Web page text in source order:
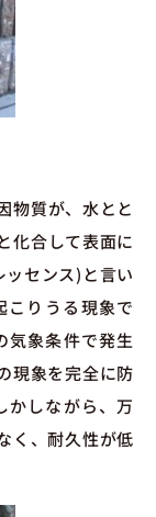
物質が、水とと
化合して表面に
センス)と言い
こりうる現象で
気象条件で発生
現象を完全に防
かしながら、万
く、耐久性が低